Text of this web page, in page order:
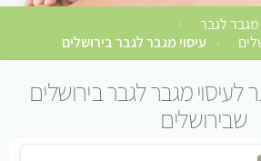
מגבר לגבר ›
› עיסוי מגבר לגבר בירושלים
לעיסוי מגבר לגבר בירושלים
שבירושלים